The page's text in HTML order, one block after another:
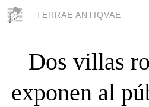
TERRAE ANTIQVAE
Dos villas
exponen al